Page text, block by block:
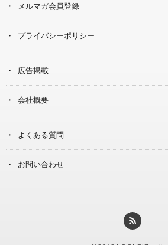
メルマガ会員登録
プライバシーポリシー
広告掲載
会社概要
よくある質問
お問い合わせ